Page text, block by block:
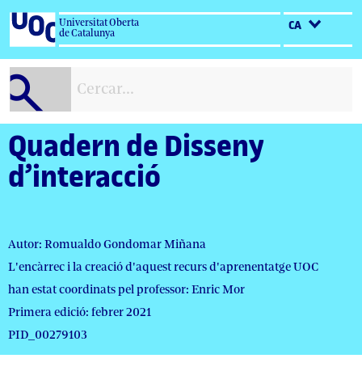
Salta
contingut
Universitat Oberta
de Catalunya
CA
Quadern de Disseny
d’interacció
Autor: Romualdo Gondomar Miñana
L'encàrrec i la creació d'aquest recurs d'aprenentatge UOC
han estat coordinats pel professor: Enric Mor
Primera edició: febrer 2021
PID_00279103